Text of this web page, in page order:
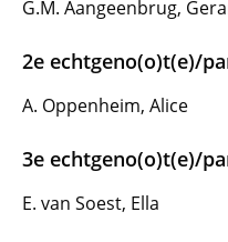
G.M. Aangeenbrug,
2e echtgeno(o)t(e)/
A. Oppenheim, Alice
3e echtgeno(o)t(e)/
E. van Soest, Ella